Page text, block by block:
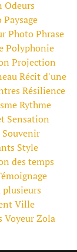
Odeurs
Paysage
PhotoPhrase
Polyphonie
Projection
Récit d'une
Résilience
Rythme
Sensation
Souvenir
Style
des temps
plusieurs
Ville
VoyeurZola